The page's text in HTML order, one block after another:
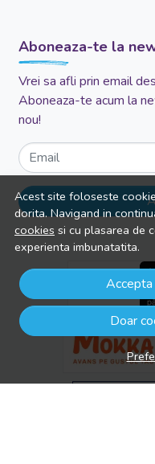
Acest site foloseste
dorita. Navigand in
cookies si cu plasarea de
experienta imbunatatita.
Doar
Aboneaza-te la
Vrei sa afli prin email
Aboneaza-te acum la
nou!
Email